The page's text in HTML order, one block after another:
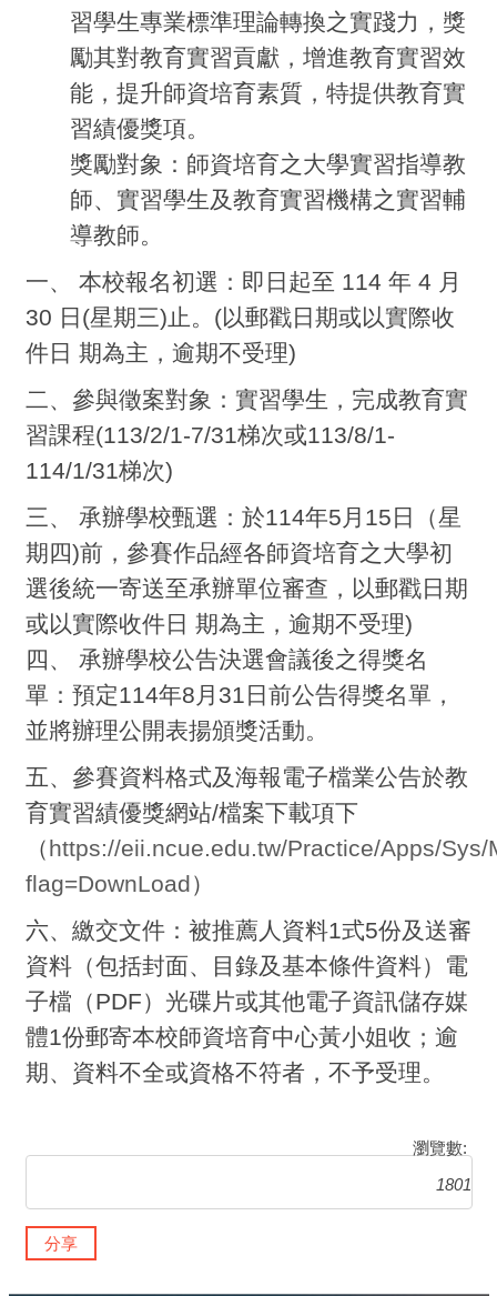
習學生專業標準理論轉換之實踐力，獎
勵其對教育實習貢獻，增進教育實習效
能，提升師資培育素質，特提供教育實
習績優獎項。
獎勵對象：師資培育之大學實習指導教
師、實習學生及教育實習機構之實習輔
導教師。
一、 本校報名初選：即日起至 114 年 4 月
30 日(星期三)止。(以郵戳日期或以實際收
件日 期為主，逾期不受理)
二、參與徵案對象：實習學生，完成教育實
習課程(113/2/1-7/31梯次或113/8/1-
114/1/31梯次)
三、 承辦學校甄選：於114年5月15日（星
期四)前，參賽作品經各師資培育之大學初
選後統一寄送至承辦單位審查，以郵戳日期
或以實際收件日 期為主，逾期不受理)
四、 承辦學校公告決選會議後之得獎名
單：預定114年8月31日前公告得獎名單，
並將辦理公開表揚頒獎活動。
五、參賽資料格式及海報電子檔業公告於教
育實習績優獎網站/檔案下載項下
（https://eii.ncue.edu.tw/Practice/Apps/
flag=DownLoad）
六、繳交文件：被推薦人資料1式5份及送審
資料（包括封面、目錄及基本條件資料）電
子檔（PDF）光碟片或其他電子資訊儲存媒
體1份郵寄本校師資培育中心黃小姐收；逾
期、資料不全或資格不符者，不予受理。
瀏覽數:
1801
分享